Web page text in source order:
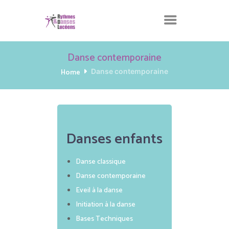
Danse contemporaine
Home Danse contemporaine
Danses enfants
Danse classique
Danse contemporaine
Eveil à la danse
Initiation à la danse
Bases Techniques